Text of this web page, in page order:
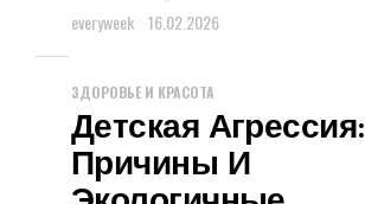
everyweek 16.02.2026
ЗДОРОВЬЕ И КРАСОТА
Детская Агрессия:
Причины И